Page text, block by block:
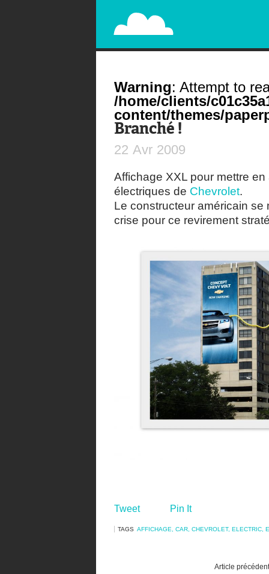
PAPERPLANE
STREET, AMBIENT, GUÉRILLA MARKETING
Warning: Attempt to
/home/clients/
content/themes/
Branché !
22 Avr 2009
Affichage XXL pour mettre
électriques de Chevrolet.
Le constructeur américain se
crise pour ce revirement
Tweet Pin It
TAGS AFFICHAGE CAR CHEVROLET, ELECTRIC
Article précédent